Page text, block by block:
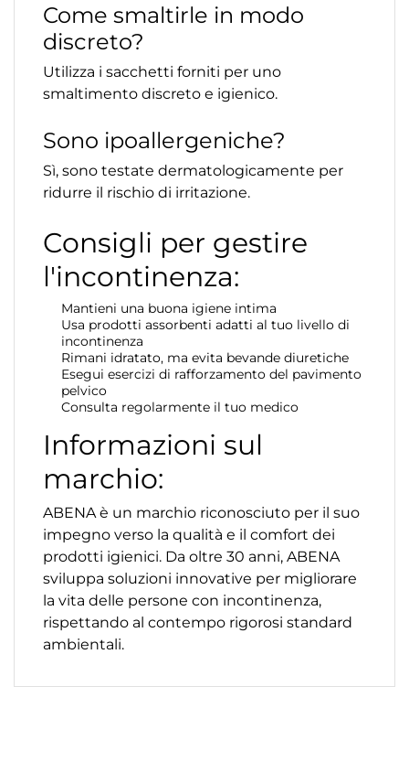
Come smaltirle in modo
discreto?
Utilizza i sacchetti forniti per uno
smaltimento discreto e igienico.
Sono ipoallergeniche?
Sì, sono testate dermatologicamente per
ridurre il rischio di irritazione.
Consigli per gestire
l'incontinenza:
Mantieni una buona igiene intima
Usa prodotti assorbenti adatti al tuo livello di
incontinenza
Rimani idratato, ma evita bevande diuretiche
Esegui esercizi di rafforzamento del pavimento
pelvico
Consulta regolarmente il tuo medico
Informazioni sul
marchio:
ABENA è un marchio riconosciuto per il suo
impegno verso la qualità e il comfort dei
prodotti igienici. Da oltre 30 anni, ABENA
sviluppa soluzioni innovative per migliorare
la vita delle persone con incontinenza,
rispettando al contempo rigorosi standard
ambientali.